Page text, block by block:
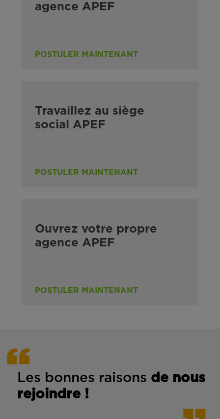
agence APEF
POSTULER MAINTENANT
Travaillez au siège
social APEF
POSTULER MAINTENANT
Ouvrez votre propre
agence APEF
POSTULER MAINTENANT
Les bonnes raisons de nous
rejoindre !